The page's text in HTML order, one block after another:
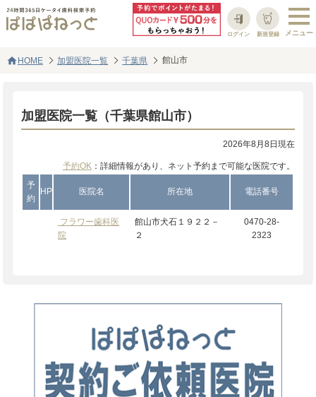
新規登録
ログイン
homeHOME 加盟医院一覧 千葉県 館山市
加盟医院一覧（千葉県館山市）
2026年8月8日現在
予約OK：詳細情報があり、ネット予約まで可能な医院です。
予
約
HP 医院名 所在地 電話番号
フラワー歯科医
院
館山市犬石１９２２－
２
0470-28-
2323